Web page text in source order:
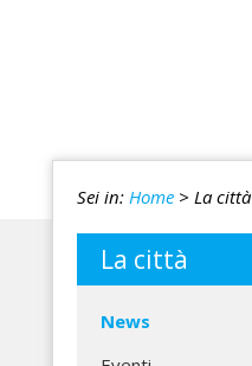
Sei in: Home > La città
La città
News